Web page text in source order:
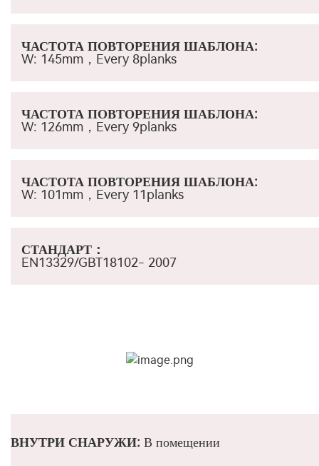
ЧАСТОТА ПОВТОРЕНИЯ ШАБЛОНА:
W: 145mm， Every 8planks
ЧАСТОТА ПОВТОРЕНИЯ ШАБЛОНА:
W: 126mm， Every 9planks
ЧАСТОТА ПОВТОРЕНИЯ ШАБЛОНА:
W: 101mm ， Every 11planks
СТАНДАРТ ：
EN13329/GBT18102- 2007
ВНУТРИ СНАРУЖИ: В помещении